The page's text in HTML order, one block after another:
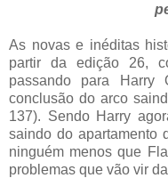
As novas e inéditas
partir da edição 26,
passando para Harry
conclusão do arco
137). Sendo Harry
saindo do apartamento
ninguém menos que
problemas que vão vir